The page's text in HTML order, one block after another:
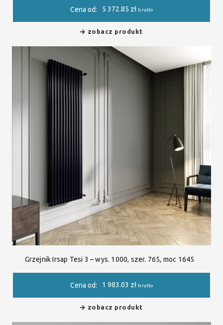
Cena od: 5 372.85 zł brutto
zobacz produkt
Grzejnik Irsap Tesi 3 – wys. 1000, szer. 765, moc 1645
Cena od: 1 983.03 zł brutto
zobacz produkt